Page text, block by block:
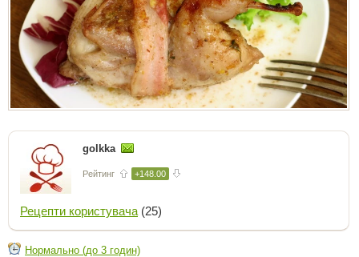
golkka
Рейтинг +148.00
Рецепти користувача (25)
Нормально (до 3 годин)